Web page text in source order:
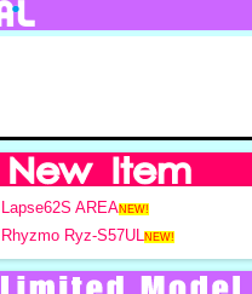
Lapse62S AREANEW!
Rhyzmo Ryz-S57ULNEW!